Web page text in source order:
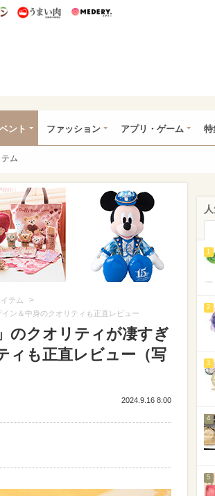
うまいパン うまい肉
ント ファッション アプリ・ゲーム 特
ム
テム >
ン＆中身のクオリティも正直レビュー
のクオリティが凄すぎ
ィも正直レビュー（写
2024.9.16 8:00
1
2
3
4
5